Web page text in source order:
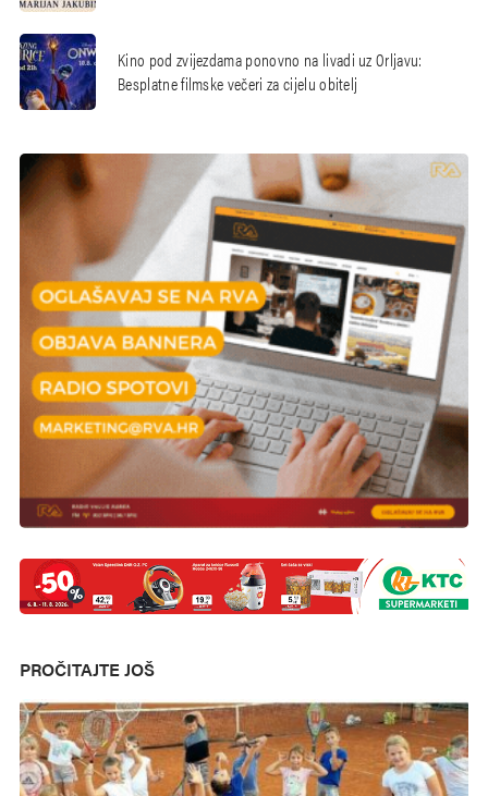
Kino pod zvijezdama ponovno na livadi uz Orljavu:
Besplatne filmske večeri za cijelu obitelj
PROČITAJTE JOŠ